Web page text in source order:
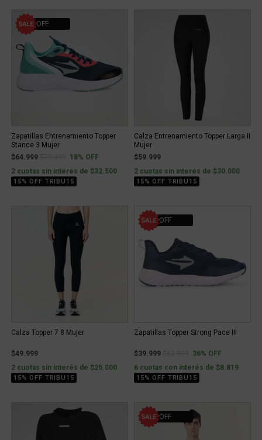
18% OFF
Zapatillas Entrenamiento Topper
Stance 3 Mujer
$64.999
Price reduced from
to18% OFF
2 cuotas sin interés de $32.500
15% OFF TRIBU15
Calza Entrenamiento Topper Larga II
Mujer
$59.999
2 cuotas sin interés de $30.000
15% OFF TRIBU15
Calza Topper 7 8 Mujer
$49.999
2 cuotas sin interés de $25.000
15% OFF TRIBU15
36% OFF
Zapatillas Topper Strong Pace III
$39.999 Price reduced from
to36% OFF
6 cuotas con interés de $8.819
15% OFF TRIBU15
20% OFF